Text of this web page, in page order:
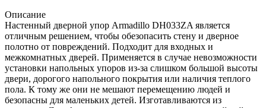
Описание
Настенный дверной упор Armadillo DH033ZA является
отличным решением, чтобы обезопасить стену и дверное
полотно от повреждений. Подходит для входных и
межкомнатных дверей. Применяется в случае невозможности
установки напольных упоров из-за слишком большой высоты
двери, дорогого напольного покрытия или наличия теплого
пола. К тому же они не мешают перемещению людей и
безопасны для маленьких детей. Изготавливаются из